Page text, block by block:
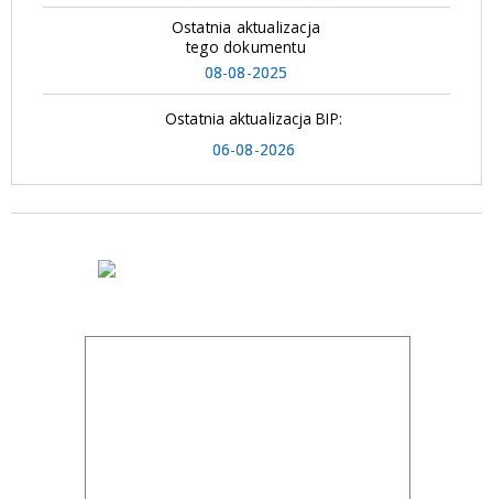
Ostatnia aktualizacja
tego dokumentu
08-08-2025
Ostatnia aktualizacja BIP:
06-08-2026